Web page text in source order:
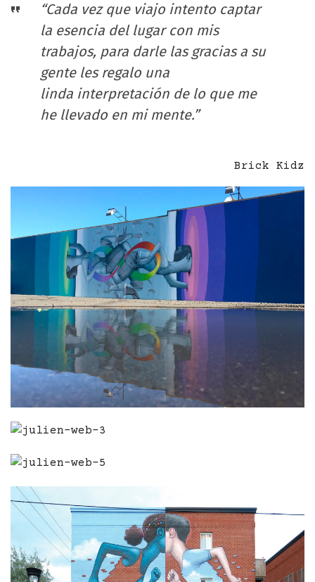
“Cada vez que viajo intento captar
la esencia del lugar con mis
trabajos, para darle las gracias a su
gente les regalo una
linda interpretación de lo que me
he llevado en mi mente.”
Brick Kidz